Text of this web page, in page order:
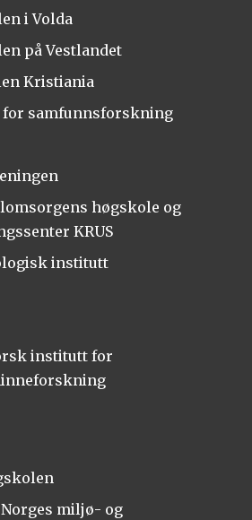
i Volda
på Vestlandet
Kristiania
samfunnsforskning
høgskole og
KRUS
institutt
institutt for
miljø- og